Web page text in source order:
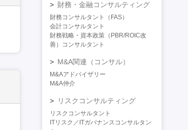
財務・金融コンサルティング
財務コンサルタント（FAS）
会計コンサルタント
財務戦略・資本政策（PBR/ROIC改
善）コンサルタント
M&A関連（コンサル）
M&Aアドバイザリー
M&A仲介
リスクコンサルティング
リスクコンサルタント
ITリスク／ITガバナンスコンサルタン